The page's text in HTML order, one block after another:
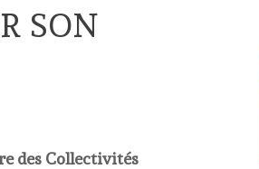
SON
des Collectivités